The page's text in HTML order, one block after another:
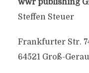
wwr publishing
Steffen Steuer
Frankfurter Str.
64521 Groß-Gerau